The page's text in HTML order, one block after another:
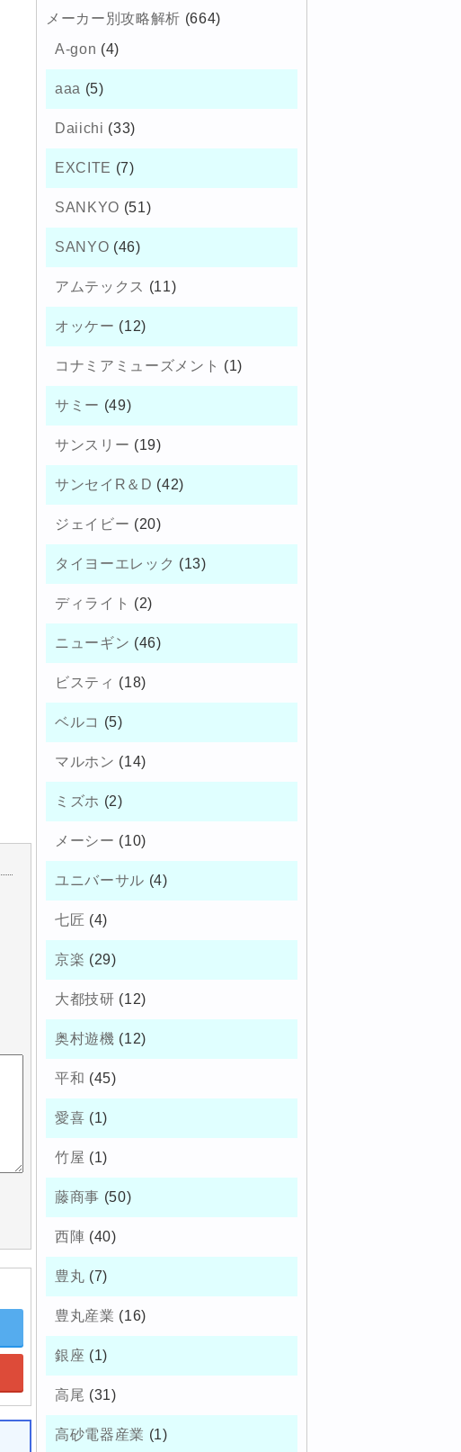
メーカー別攻略解析 (664)
A-gon (4)
aaa (5)
Daiichi (33)
EXCITE (7)
SANKYO (51)
SANYO (46)
アムテックス (11)
オッケー (12)
コナミアミューズメント (1)
サミー (49)
サンスリー (19)
サンセイR＆D (42)
ジェイビー (20)
タイヨーエレック (13)
ディライト (2)
ニューギン (46)
ビスティ (18)
ベルコ (5)
マルホン (14)
ミズホ (2)
メーシー (10)
ユニバーサル (4)
七匠 (4)
京楽 (29)
大都技研 (12)
奥村遊機 (12)
平和 (45)
愛喜 (1)
竹屋 (1)
藤商事 (50)
西陣 (40)
豊丸 (7)
豊丸産業 (16)
銀座 (1)
高尾 (31)
高砂電器産業 (1)